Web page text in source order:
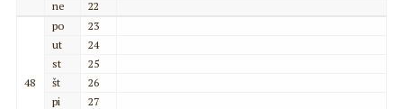
ne
22
48
po
23
ut
24
st
25
št
26
pi
27